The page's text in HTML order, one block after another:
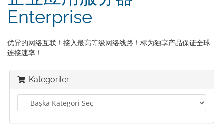
Enterprise
优异的网络互联！接入最高等级网络线路！标为独享产品保证全球
连接速率！
Kategoriler